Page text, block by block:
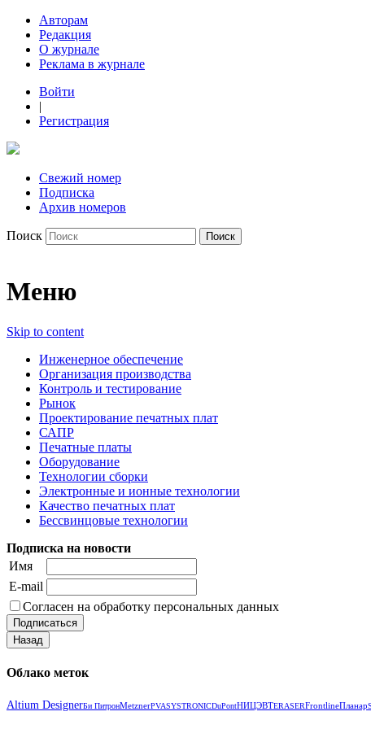
Авторам
Редакция
О журнале
Реклама в журнале
Войти
|
Регистрация
Свежий номер
Подписка
Архив номеров
Поиск
Меню
Skip to content
Инженерное обеспечение
Организация производства
Контроль и тестирование
Рынок
Проектирование печатных плат
САПР
Печатные платы
Оборудование
Технологии сборки
Электронные и ионные технологии
Качество печатных плат
Бессвинцовые технологии
Подписка на новости
Имя
E-mail
Согласен на обработку персональных данных
Облако меток
Altium DesignerБи ПитронMetznerPVASYSTRONICDuPontНИЦЭВТERASERFrontlineПланар